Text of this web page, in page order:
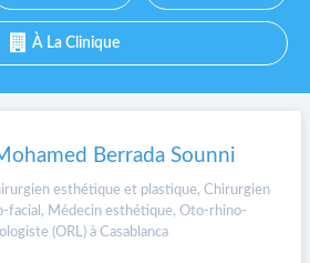
À La Clinique
Berrada Sounni
esthétique et plastique, Chirurgien
facial, Médecin esthétique, Oto-rhino-
(ORL) à Casablanca